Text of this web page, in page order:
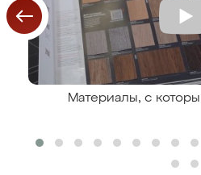
Материалы, с